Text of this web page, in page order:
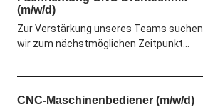
(m/w/d)
Zur Verstärkung unseres Teams suchen
wir zum nächstmöglichen Zeitpunkt…
CNC-Maschinenbediener (m/w/d)